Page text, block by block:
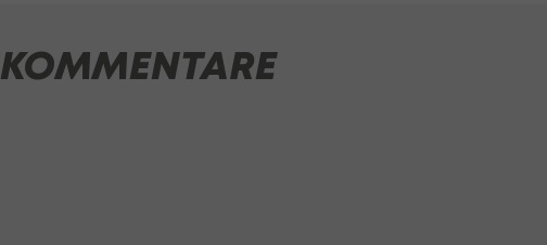
KOMMENTARE